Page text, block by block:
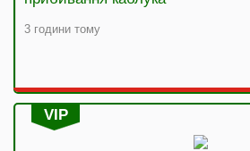
3 години тому
VIP